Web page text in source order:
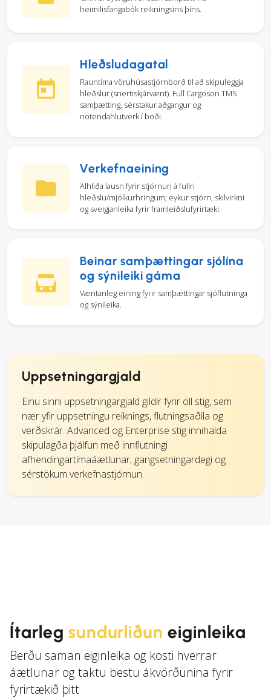
heimilisfangabók reikningsins þíns.
Hleðsludagatal
Rauntíma vöruhúsastjórnborð til að skipuleggja
hleðslur (snertiskjárvænt). Full Cargoson TMS
samþætting, sérstakur aðgangur og
notendahlutverk í boði.
Verkefnaeining
Alhliða lausn fyrir stjórnun á fullri
hleðslu/mjólkurhringum; eykur stjórn, skilvirkni
og sveigjanleika fyrir framleiðslufyrirtæki.
Beinar samþættingar sjólína
og sýnileiki gáma
Væntanleg eining fyrir samþættingar sjóflutninga
og sýnileika.
Uppsetningargjald
Einu sinni uppsetningargjald gildir fyrir öll stig, sem
nær yfir uppsetningu reiknings, flutningsaðila og
verðskrár. Advanced og Enterprise stig innihalda
skipulagða þjálfun með innflutningi
afhendingartímaáætlunar, gangsetningardegi og
sérstökum verkefnastjórnun.
Ítarleg sundurliðun eiginleika
Berðu saman eiginleika og kosti hverrar
áætlunar og taktu bestu ákvörðunina fyrir
fyrirtækið þitt